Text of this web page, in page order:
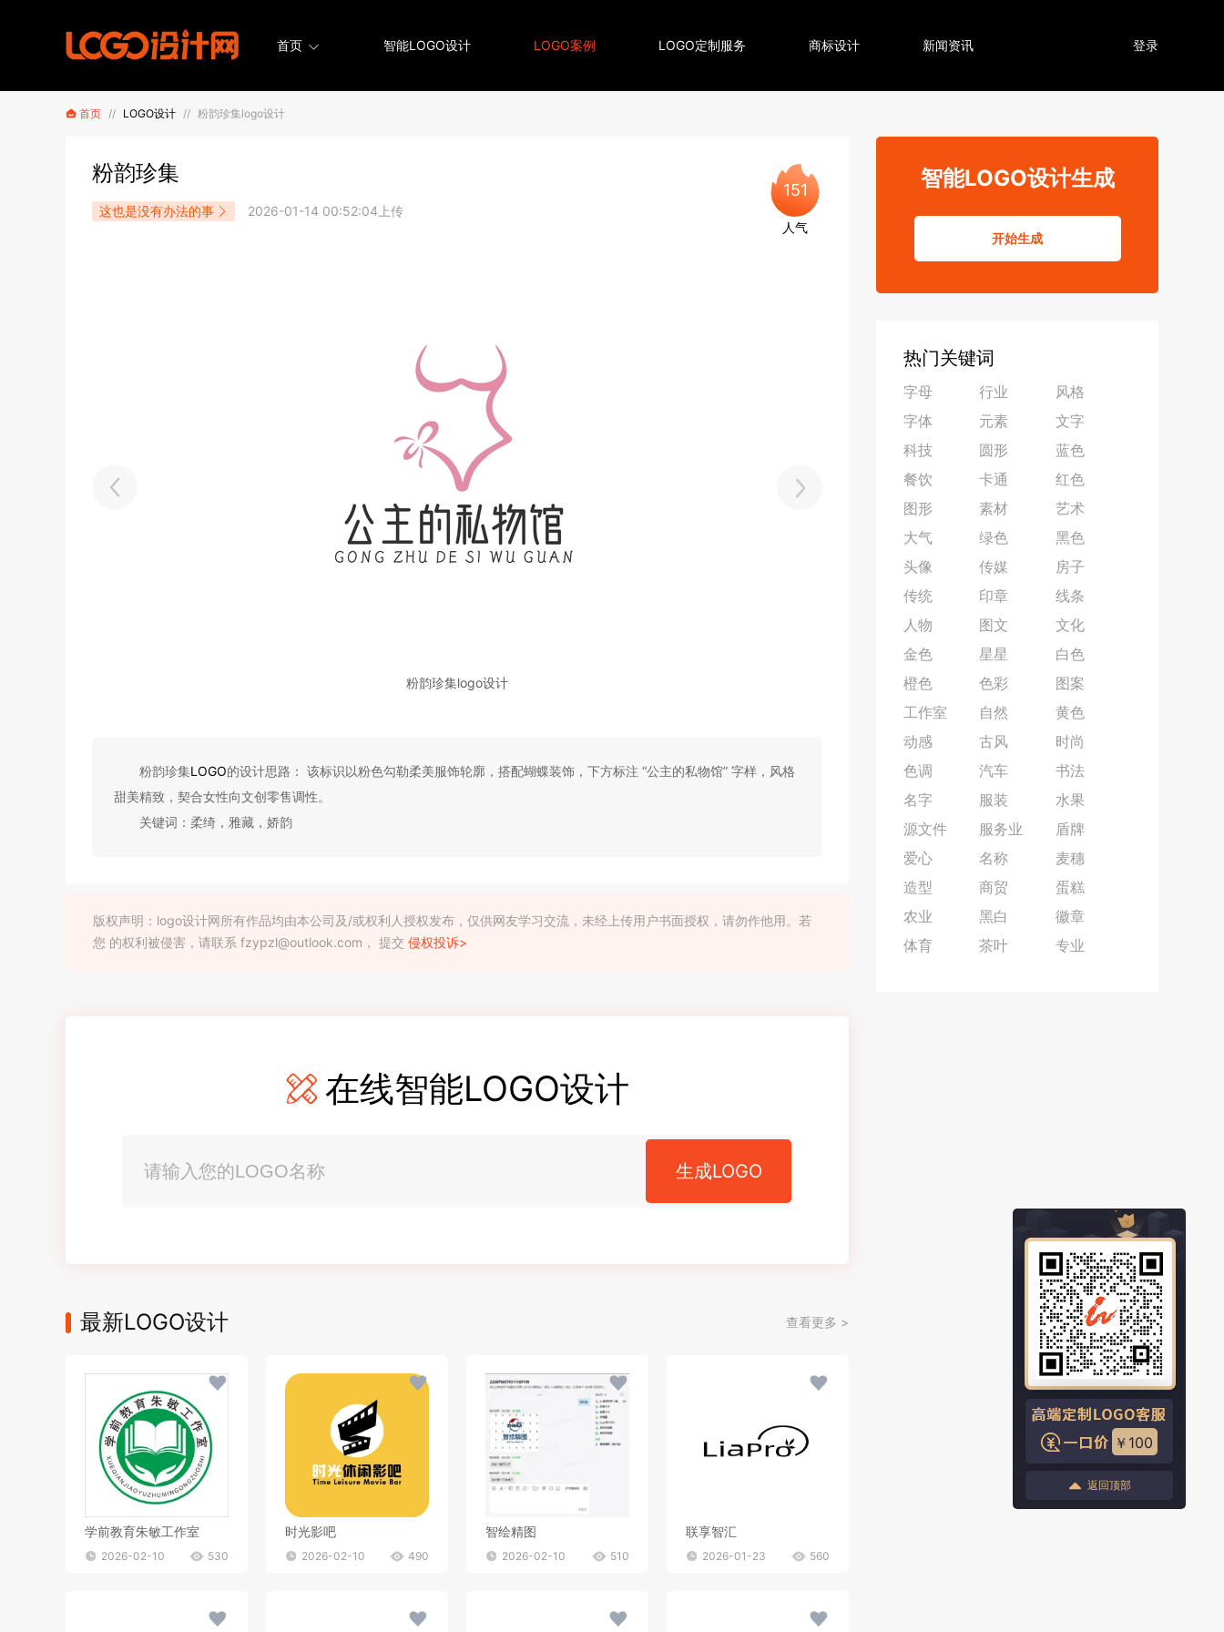
首页 智能LOGO设计 LOGO案例 LOGO定制服务 商标设计 新闻资讯 登录
首页 // LOGO设计 // 粉韵珍集logo设计
粉韵珍集
这也是没有办法的事 2026-01-14 00:52:04上传
151
人气
粉韵珍集logo设计
粉韵珍集LOGO的设计思路： 该标识以粉色勾勒柔美服饰轮廓，搭配蝴蝶装饰，下方标注 “公主的私物馆” 字样，风格
甜美精致，契合女性向文创零售调性。
关键词：柔绮，雅藏，娇韵
版权声明：logo设计网所有作品均由本公司及/或权利人授权发布，仅供网友学习交流，未经上传用户书面授权，请勿作他用。若
您 的权利被侵害，请联系 fzypzl@outlook.com， 提交 侵权投诉>
在线智能LOGO设计
生成LOGO
最新LOGO设计 查看更多 >
学前教育朱敏工作室
2026-02-10 530
时光影吧
2026-02-10 490
智绘精图
2026-02-10 510
联享智汇
2026-01-23 560
智能LOGO设计生成
开始生成
热门关键词
字母 行业
风格
字体
元素
文字
科技
圆形
蓝色
餐饮
卡通
红色
图形
素材
艺术
大气
绿色
黑色
头像
传媒
房子
传统
印章
线条
人物
图文
文化
金色
星星
白色
橙色
色彩
图案
工作室
自然
黄色
动感
古风
时尚
色调
汽车
书法
名字
服装
水果
源文件
服务业
盾牌
爱心
名称
麦穗
造型
商贸
蛋糕
农业
黑白
徽章
体育
茶叶 专业
￥100
返回顶部